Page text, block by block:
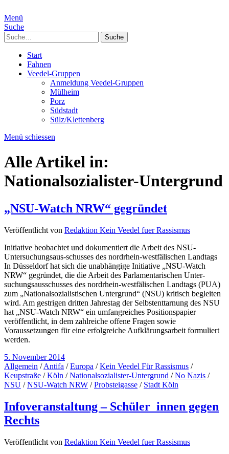
Menü
Suche
Suche
Start
Fahnen
Veedel-Gruppen
Anmeldung Veedel-Gruppen
Mülheim
Porz
Südstadt
Sülz/Klettenberg
Menü schiessen
Alle Artikel in:
Nationalsozialister-Untergrund
„NSU-Watch NRW“ gegründet
Veröffentlicht von Redaktion Kein Veedel fuer Rassismus
Initiative beobachtet und dokumentiert die Arbeit des NSU-
Untersuchungsaus-schusses des nordrhein-westfälischen Landtags
In Düsseldorf hat sich die unabhängige Initiative „NSU-Watch
NRW“ gegründet, die die Arbeit des Parlamentarischen Unter-
suchungsausschusses des nordrhein-westfälischen Landtags (PUA)
zum „Nationalsozialistischen Untergrund“ (NSU) kritisch begleiten
wird. Am gestrigen dritten Jahrestag der Selbstenttarnung des NSU
hat „NSU-Watch NRW“ ein umfangreiches Positionspapier
veröffentlicht, in dem zahlreiche offene Fragen sowie
Voraussetzungen für eine erfolgreiche Aufklärungsarbeit formuliert
werden.
5. November 2014
Allgemein /Antifa /Europa /Kein Veedel Für Rassismus /
Keupstraße /Köln /Nationalsozialister-Untergrund /No Nazis /
NSU /NSU-Watch NRW /Probsteigasse / Stadt Köln
Infoveranstaltung – Schüler_innen gegen
Rechts
Veröffentlicht von Redaktion Kein Veedel fuer Rassismus